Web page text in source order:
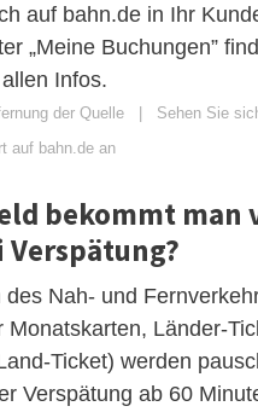
auf bahn.de in Ihr
„Meine Buchungen”
Infos.
der Quelle | Sehen Sie
auf bahn.de an
bekommt man
Verspätung?
Nah- und
Monatskarten, Länder-
Ticket) werden
Verspätung ab 60